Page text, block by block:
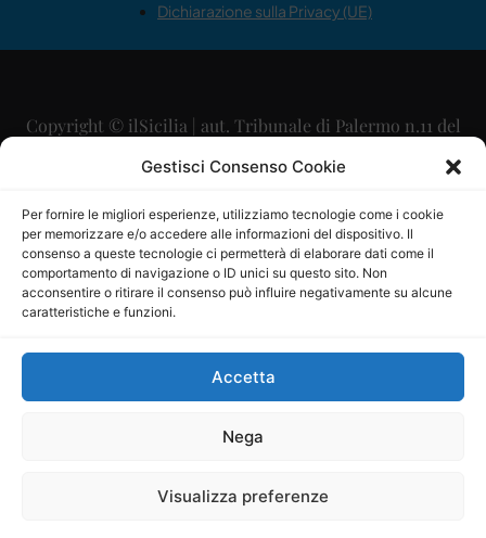
Gestisci Consenso Cookie
Per fornire le migliori esperienze, utilizziamo tecnologie come i cookie
per memorizzare e/o accedere alle informazioni del dispositivo. Il
consenso a queste tecnologie ci permetterà di elaborare dati come il
comportamento di navigazione o ID unici su questo sito. Non
acconsentire o ritirare il consenso può influire negativamente su alcune
caratteristiche e funzioni.
Accetta
Nega
Visualizza preferenze
Dichiarazione sulla Privacy (UE)
Copyright © ilSicilia | aut. Tribunale di Palermo n.11 del
29/09/2015
Direttore Editoriale: Maurizio Scaglione
Direttore Responsabile: Maria Calabrese
P.IVA: 06334930820
Mercurio Comunicazione Società Cooperativa a r.l. è
iscritta al Registro degli Operatori di Comunicazione al
Sito gestito daLa Digitale srl–info@ladigitale.it